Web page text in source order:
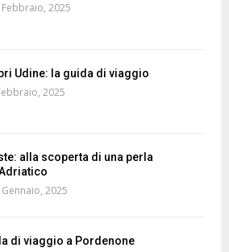
Febbraio, 2025
Udine: la guida di viaggio
2025
alla scoperta di una perla
Gennaio, 2025
di viaggio a Pordenone